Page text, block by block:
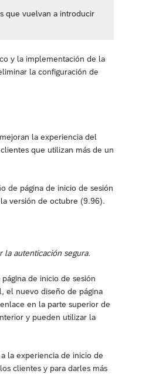
que vuelvan a introducir
y la implementación de la
la configuración de
la experiencia del
que utilizan más de un
de página de inicio de sesión
versión de octubre (9.96).
la autenticación segura.
de inicio de sesión
el nuevo diseño de página
en la parte superior de
y pueden utilizar la
la experiencia de inicio de
clientes y para darles más